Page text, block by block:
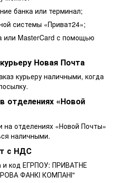
банка или терминал;
системы «Приват24»;
или MasterCard с помощью
Новая Почта
курьеру наличными, когда
отделениях «Новой
на отделениях «Новой Почты»
наличными.
с НДС
и код ЕГРПОУ: ПРИВАТНЕ
ФАНКІ КОМПАНІ"